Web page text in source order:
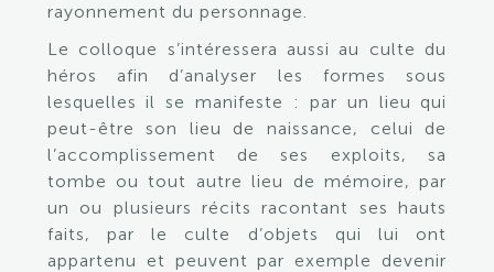
rayonnement du personnage.
Le colloque s’intéressera aussi au culte du
héros afin d’analyser les formes sous
lesquelles il se manifeste : par un lieu qui
peut-être son lieu de naissance, celui de
l’accomplissement de ses exploits, sa
tombe ou tout autre lieu de mémoire, par
un ou plusieurs récits racontant ses hauts
faits, par le culte d’objets qui lui ont
appartenu et peuvent par exemple devenir